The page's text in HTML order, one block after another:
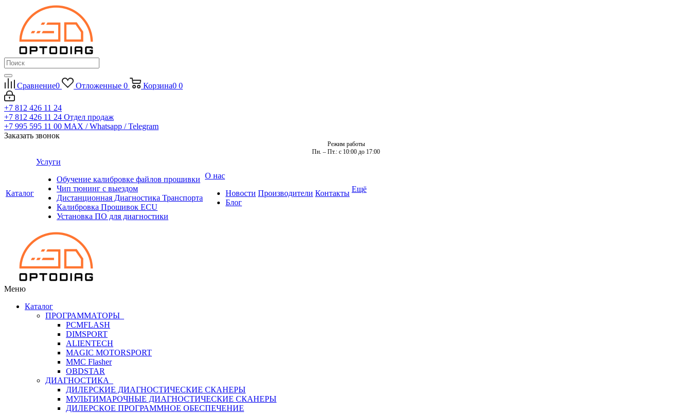
Сравнение0 Отложенные 0 Корзина0 0
+7 812 426 11 24
+7 812 426 11 24 Отдел продаж
+7 995 595 11 00 MAX / Whatsapp / Telegram
Заказать звонок
Режим работы
Пн. – Пт.: с 10:00 до 17:00
Каталог
Услуги
Обучение калибровке файлов прошивки
Чип тюнинг с выездом
Дистанционная Диагностика Транспорта
Калибровка Прошивок ECU
Установка ПО для диагностики
О нас
Новости
Блог
Производители Контакты Ещё
Меню
Каталог
ПРОГРАММАТОРЫ
PCMFLASH
DIMSPORT
ALIENTECH
MAGIC MOTORSPORT
MMC Flasher
OBDSTAR
ДИАГНОСТИКА
ДИЛЕРСКИЕ ДИАГНОСТИЧЕСКИЕ СКАНЕРЫ
МУЛЬТИМАРОЧНЫЕ ДИАГНОСТИЧЕСКИЕ СКАНЕРЫ
ДИЛЕРСКОЕ ПРОГРАММНОЕ ОБЕСПЕЧЕНИЕ